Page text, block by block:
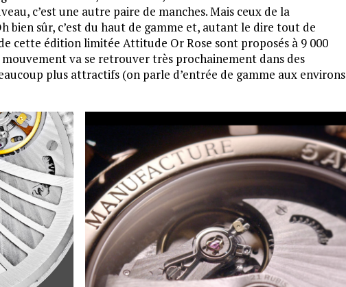
c’est une autre paire de manches. Mais ceux de la
bien sûr, c’est du haut de gamme et, autant le dire tout de
cette édition limitée Attitude Or Rose sont proposés à 9 000
va se retrouver très prochainement dans des
plus attractifs (on parle d’entrée de gamme aux environs